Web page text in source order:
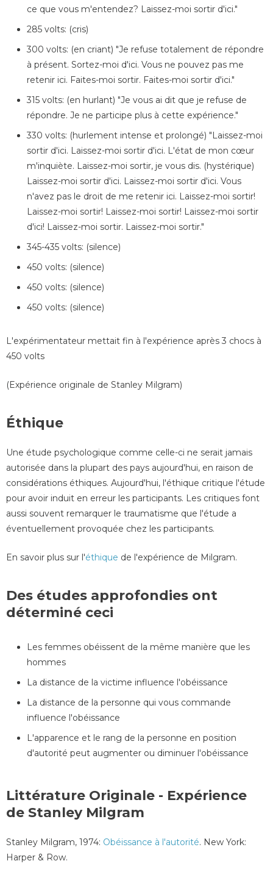
ce que vous m'entendez? Laissez-moi sortir d'ici."
285 volts: (cris)
300 volts: (en criant) "Je refuse totalement de répondre
à présent. Sortez-moi d'ici. Vous ne pouvez pas me
retenir ici. Faites-moi sortir. Faites-moi sortir d'ici."
315 volts: (en hurlant) "Je vous ai dit que je refuse de
répondre. Je ne participe plus à cette expérience."
330 volts: (hurlement intense et prolongé) "Laissez-moi
sortir d'ici. Laissez-moi sortir d'ici. L'état de mon cœur
m'inquiète. Laissez-moi sortir, je vous dis. (hystérique)
Laissez-moi sortir d'ici. Laissez-moi sortir d'ici. Vous
n'avez pas le droit de me retenir ici. Laissez-moi sortir!
Laissez-moi sortir! Laissez-moi sortir! Laissez-moi sortir
d'ici! Laissez-moi sortir. Laissez-moi sortir."
345-435 volts: (silence)
450 volts: (silence)
450 volts: (silence)
450 volts: (silence)
L'expérimentateur mettait fin à l'expérience après 3 chocs à
450 volts
(Expérience originale de Stanley Milgram)
Éthique
Une étude psychologique comme celle-ci ne serait jamais
autorisée dans la plupart des pays aujourd'hui, en raison de
considérations éthiques. Aujourd'hui, l'éthique critique l'étude
pour avoir induit en erreur les participants. Les critiques font
aussi souvent remarquer le traumatisme que l'étude a
éventuellement provoquée chez les participants.
En savoir plus sur l'éthique de l'expérience de Milgram.
Des études approfondies ont
déterminé ceci
Les femmes obéissent de la même manière que les
hommes
La distance de la victime influence l'obéissance
La distance de la personne qui vous commande
influence l'obéissance
L'apparence et le rang de la personne en position
d'autorité peut augmenter ou diminuer l'obéissance
Littérature Originale - Expérience
de Stanley Milgram
Stanley Milgram, 1974: Obéissance à l'autorité. New York:
Harper & Row.